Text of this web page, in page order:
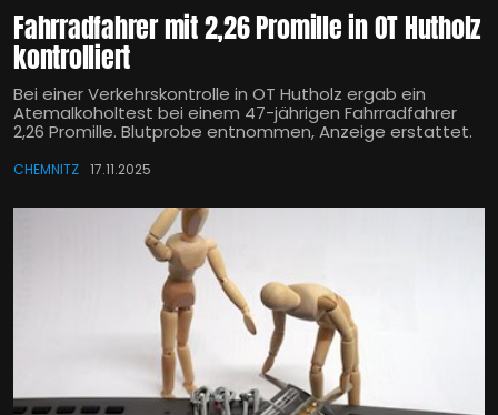
Fahrradfahrer mit 2,26 Promille in OT Hutholz
kontrolliert
Bei einer Verkehrskontrolle in OT Hutholz ergab ein
Atemalkoholtest bei einem 47-jährigen Fahrradfahrer
2,26 Promille. Blutprobe entnommen, Anzeige erstattet.
CHEMNITZ 17.11.2025